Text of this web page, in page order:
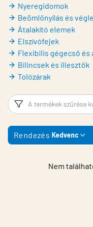
Nyeregidomok
Beömlőnyílás és
Átalakító elemek
Elszívófejek
Flexibilis gégecső és
Bilincsek és illesztők
Tolózárak
Szűrő
Rendezés Kedvenc
Nem